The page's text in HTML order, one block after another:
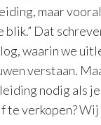
maar
blik.” Dat
waarin we
verstaan.
nodig als
te verkopen?